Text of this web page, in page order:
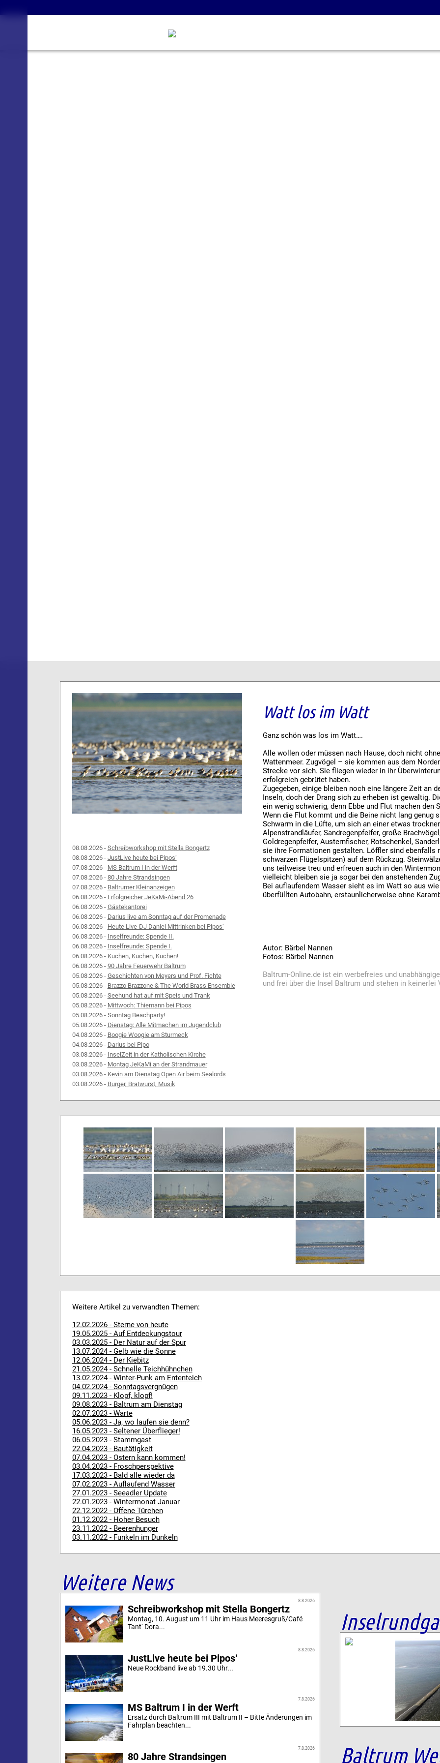
08.08.2026 - Schreibworkshop mit Stella Bongertz
08.08.2026 - JustLive heute bei Pipos‘
07.08.2026 - MS Baltrum I in der Werft
07.08.2026 - 80 Jahre Strandsingen
07.08.2026 - Baltrumer Kleinanzeigen
06.08.2026 - Erfolgreicher JeKaMi-Abend 26
06.08.2026 - Gästekantorei
06.08.2026 - Darius live am Sonntag auf der Promenade
06.08.2026 - Heute Live-DJ Daniel Mittrinken bei Pipos‘
06.08.2026 - Inselfreunde: Spende II.
06.08.2026 - Inselfreunde: Spende I.
06.08.2026 - Kuchen, Kuchen, Kuchen!
06.08.2026 - 90 Jahre Feuerwehr Baltrum
05.08.2026 - Geschichten von Meyers und Prof. Fichte
05.08.2026 - Brazzo Brazzone & The World Brass Ensemble
05.08.2026 - Seehund hat auf mit Speis und Trank
05.08.2026 - Mittwoch: Thiemann bei Pipos
05.08.2026 - Sonntag Beachparty!
05.08.2026 - Dienstag: Alle Mitmachen im Jugendclub
04.08.2026 - Boogie Woogie am Sturmeck
04.08.2026 - Darius bei Pipo
03.08.2026 - InselZeit in der Katholischen Kirche
03.08.2026 - Montag JeKaMi an der Strandmauer
03.08.2026 - Kevin am Dienstag Open Air beim Sealords
03.08.2026 - Burger, Bratwurst, Musik
Watt los im Watt
Ganz schön was los im Watt….
Alle wollen oder müssen nach Hause, doch nicht
Wattenmeer. Zugvögel – sie kommen aus dem
Strecke vor sich. Sie fliegen wieder in ihr
erfolgreich gebrütet haben.
Zugegeben, einige bleiben noch eine längere Zeit an
Inseln, doch der Drang sich zu erheben ist gewaltig.
ein wenig schwierig, denn Ebbe und Flut machen den
Wenn die Flut kommt und die Beine nicht lang genug
Schwarm in die Lüfte, um sich an einer etwas
Alpenstrandläufer, Sandregenpfeifer, große
Goldregenpfeifer, Austernfischer, Rotschenkel,
sie ihre Formationen gestalten. Löffler sind ebenfalls
schwarzen Flügelspitzen) auf dem Rückzug.
uns teilweise treu und erfreuen auch in den
vielleicht bleiben sie ja sogar bei den anstehenden
Bei auflaufendem Wasser sieht es im Watt so aus
überfüllten Autobahn, erstaunlicherweise ohne
Autor: Bärbel Nannen
Fotos: Bärbel Nannen
Baltrum-Online.de ist ein werbefreies und
und frei über die Insel Baltrum und stehen in keinerlei
Weitere Artikel zu verwandten Themen:
12.02.2026 - Sterne von heute
19.05.2025 - Auf Entdeckungstour
03.03.2025 - Der Natur auf der Spur
13.07.2024 - Gelb wie die Sonne
12.06.2024 - Der Kiebitz
21.05.2024 - Schnelle Teichhühnchen
13.02.2024 - Winter-Punk am Ententeich
04.02.2024 - Sonntagsvergnügen
09.11.2023 - Klopf, klopf!
09.08.2023 - Baltrum am Dienstag
02.07.2023 - Warte
05.06.2023 - Ja, wo laufen sie denn?
16.05.2023 - Seltener Überflieger!
06.05.2023 - Stammgast
22.04.2023 - Bautätigkeit
07.04.2023 - Ostern kann kommen!
03.04.2023 - Froschperspektive
17.03.2023 - Bald alle wieder da
07.02.2023 - Auflaufend Wasser
27.01.2023 - Seeadler Update
22.01.2023 - Wintermonat Januar
22.12.2022 - Offene Türchen
01.12.2022 - Hoher Besuch
23.11.2022 - Beerenhunger
03.11.2022 - Funkeln im Dunkeln
Weitere News
8.8.2026
Schreibworkshop mit Stella Bongertz
Montag, 10. August um 11 Uhr im Haus Meeresgruß/Café
Tant‘ Dora...
8.8.2026
JustLive heute bei Pipos‘
Neue Rockband live ab 19.30 Uhr...
7.8.2026
MS Baltrum I in der Werft
Ersatz durch Baltrum III mit Baltrum II – Bitte Änderungen im
Fahrplan beachten...
7.8.2026
80 Jahre Strandsingen Baltrum